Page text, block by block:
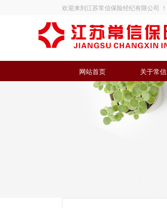
欢迎来到江苏常信保险经纪有限公司 ！
网站首页 关于常信